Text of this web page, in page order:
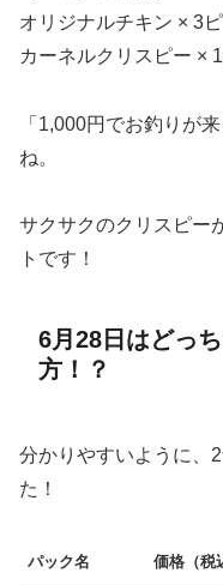
オリジナルチキン × 3
カーネルクリスピー ×
「1,000円でお釣りが
ね。
サクサクのクリスピー
トです！
6月28日はどっ
方！？
分かりやすいように、
た！
パック名 価格（税